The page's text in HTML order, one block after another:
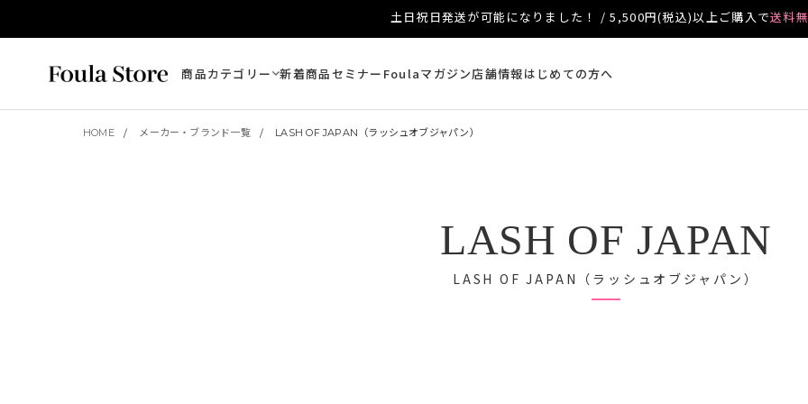
土日祝日発送が可能になりました！ / 5,500円(税込)以上ご購入で送料
商品カテゴリー 新着商品セミナー Foulaマガジン店舗情報はじめての方へ
HOME メーカー・ブランド一覧 LASH OF JAPAN（ラッシュオブジャパン）
LASH OF JAPAN
LASH OF JAPAN（ラッシュオブジャパン）